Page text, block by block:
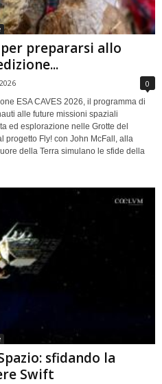
prepararsi allo
0
ESA CAVES 2026, il programma di
alle future missioni spaziali
ed esplorazione nelle Grotte del
progetto Fly! con John McFall, alla
della Terra simulano le sfide della
sfidando la
Swift